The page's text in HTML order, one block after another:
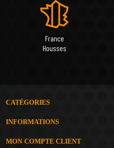
France
Housses
CATÉGORIES
INFORMATIONS
MON COMPTE CLIENT